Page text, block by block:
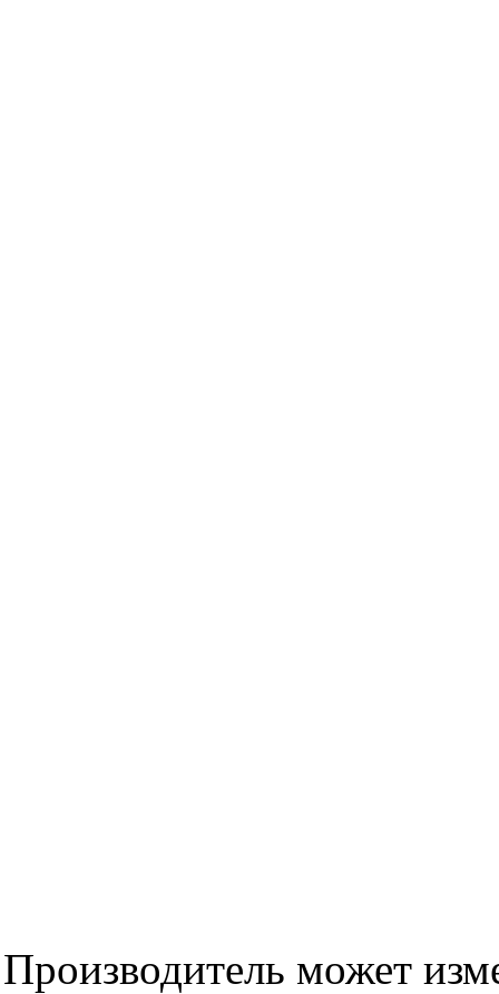
Производитель может